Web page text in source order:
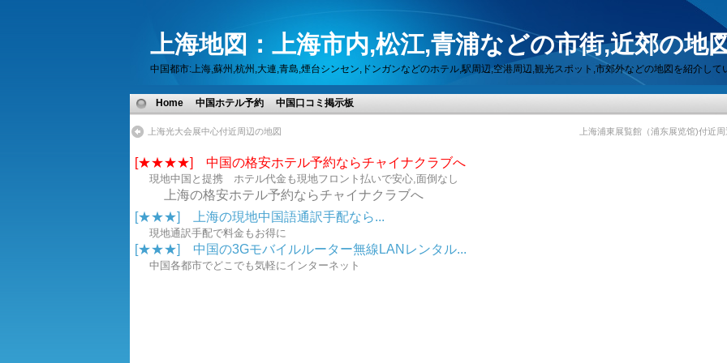
上海地図：上海市内,松江,青浦などの市街,近郊の地
中国都市:上海,蘇州,杭州,大連,青島,煙台シンセン,ドンガンなどのホテル,駅周辺,空港周辺,観光スポット,市郊外などの地図を紹介して
Home 中国ホテル予約 中国口コミ掲示板
上海光大会展中心付近周辺の地図 上海浦東展覧館（浦东展览馆)付近
[★★★★] 中国の格安ホテル予約ならチャイナクラブへ
現地中国と提携 ホテル代金も現地フロント払いで安心,面倒なし
上海の格安ホテル予約ならチャイナクラブへ
[★★★] 上海の現地中国語通訳手配なら...
現地通訳手配で料金もお得に
[★★★] 中国の3Gモバイルルーター無線LANレンタル...
中国各都市でどこでも気軽にインターネット